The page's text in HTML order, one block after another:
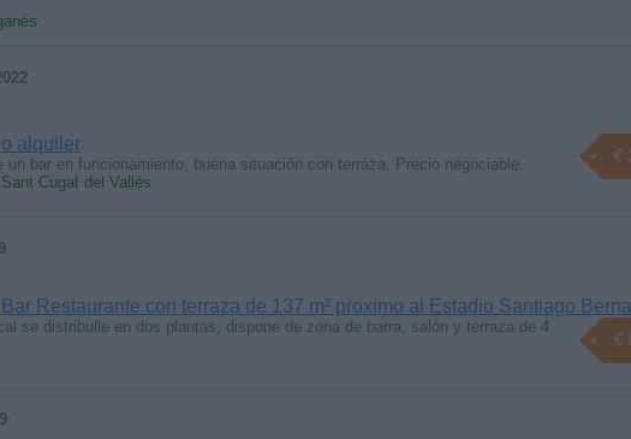
alquiler
€
un bar en funcionamiento, buena situación con terraza. Precio negociable.
Sant Cugat del Vallès
Restaurante con terraza de 137 m² proximo al Estadio Santiago Berna
€
se distribulle en dos plantas, dispone de zona de barra, salón y terraza de 4